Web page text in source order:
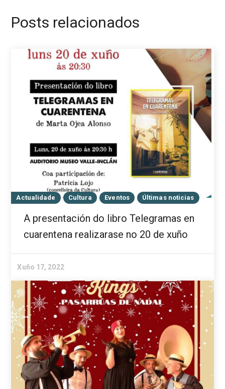
Posts relacionados
Actualidade Cultura Eventos Últimas noticias
A presentación do libro Telegramas en
cuarentena realizarase no 20 de xuño
Xuño 17, 2022